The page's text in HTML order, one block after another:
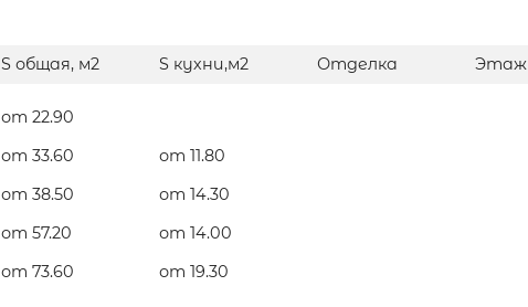
S общая, м2 S кухни,м2 Отделка Этаж
от 22.90
от 33.60 от 11.80
от 38.50 от 14.30
от 57.20 от 14.00
от 73.60 от 19.30